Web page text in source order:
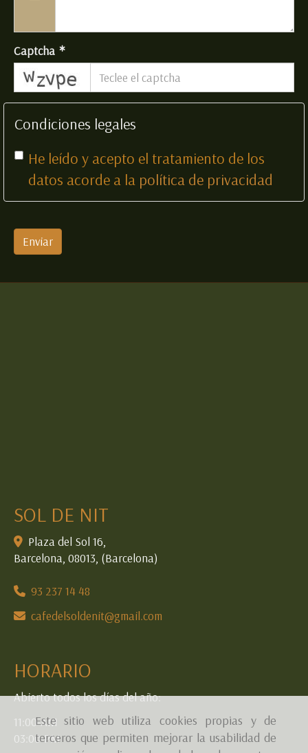
Este sitio web utiliza cookies propias y de
terceros que permiten mejorar la usabilidad de
Captcha
captcha
Condiciones legales
He leído y acepto el tratamiento de los
datos acorde a la política de privacidad
Enviar
SOL DE NIT
Plaza del Sol 16,
Barcelona 08013 (Barcelona)
93 237 14 48
cafedelsoldenit
gmail.com
HORARIO
Abierto todos los días del año:
11:00-AM
03:00-PM